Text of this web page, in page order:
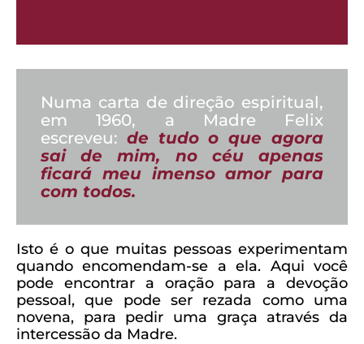
Numa carta de direção espiritual,
em 1960, a Madre Felix
escreveu: de tudo o que agora
sai de mim, no céu apenas
ficará meu imenso amor para
com todos.
Isto é o que muitas pessoas experimentam
quando encomendam-se a ela. Aqui você
pode encontrar a oração para a devoção
pessoal, que pode ser rezada como uma
novena, para pedir uma graça através da
intercessão da Madre.